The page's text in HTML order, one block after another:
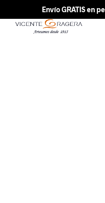
Envío GRATIS en